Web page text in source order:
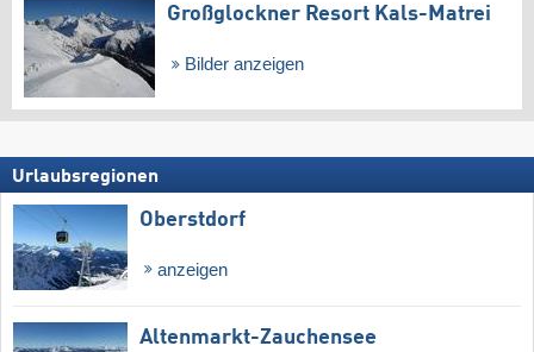
Großglockner Resort Kals-Matrei
Bilder anzeigen
Urlaubsregionen
Oberstdorf
anzeigen
Altenmarkt-Zauchensee